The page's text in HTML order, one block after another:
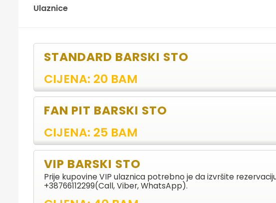
Ulaznice
STANDARD BARSKI STO
CIJENA: 20 BAM
FAN PIT BARSKI STO
CIJENA: 25 BAM
VIP BARSKI STO
Prije kupovine VIP ulaznica potrebno je da izvršite
+38766112299(Call, Viber, WhatsApp).